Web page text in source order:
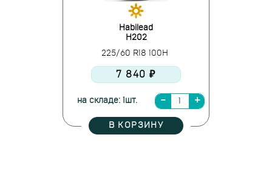
Habilead
H202
225/60 R18 100H
7 840 ₽
на складе: 1шт.
В КОРЗИНУ